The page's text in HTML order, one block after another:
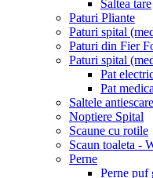
Saltea tare
Paturi Pliante
Paturi spital
Paturi din Fier
Paturi spital
Pat
Pat
Saltele antiescare
Noptiere Spital
Scaune cu rotile
Scaun toaleta -
Perne
Perne puf